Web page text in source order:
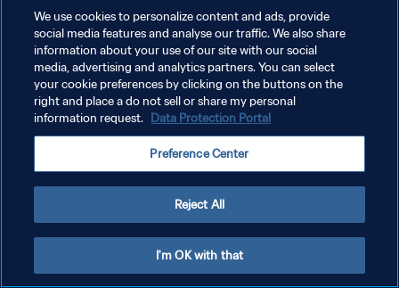
POLITIQUE DE CONFIDENTIALITÉ
CONDITIONS D'UTILISATION
GÉRER VOS PRÉFÉRENCES SUR LES COOKIES
We use cookies to personalize content and ads, provide
social media features and analyse our traffic. We also share
information about your use of our site with our social
media, advertising and analytics partners. You can select
your cookie preferences by clicking on the buttons on the
right and place a do not sell or share my personal
information request. Data Protection Portal
Preference Center
Reject All
I'm OK with that